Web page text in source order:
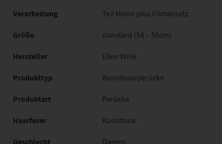
Verarbeitung Teil Mono plus Filmansatz
Größe standard (54 – 56cm)
Hersteller Ellen Wille
Produkttyp Kunsthaarperücke
Produktart Perücke
Haarfaser Kunsthaar